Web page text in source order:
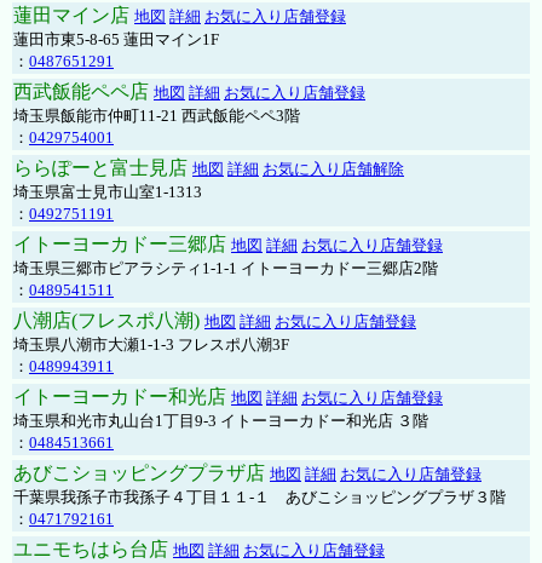
蓮田マイン店 地図 詳細 お気に入り店舗登録
蓮田市東5-8-65 蓮田マイン1F
： 0487651291
西武飯能ペペ店 地図 詳細 お気に入り店舗登録
埼玉県飯能市仲町11-21 西武飯能ペペ3階
： 0429754001
ららぽーと富士見店 地図 詳細 お気に入り店舗解除
埼玉県富士見市山室1-1313
： 0492751191
イトーヨーカドー三郷店 地図 詳細 お気に入り店舗登録
埼玉県三郷市ピアラシティ1-1-1 イトーヨーカドー三郷店2階
： 0489541511
八潮店(フレスポ八潮) 地図 詳細 お気に入り店舗登録
埼玉県八潮市大瀬1-1-3 フレスポ八潮3F
： 0489943911
イトーヨーカドー和光店 地図 詳細 お気に入り店舗登録
埼玉県和光市丸山台1丁目9-3 イトーヨーカドー和光店 ３階
： 0484513661
あびこショッピングプラザ店 地図 詳細 お気に入り店舗登録
千葉県我孫子市我孫子４丁目１１-１ あびこショッピングプラザ３階
： 0471792161
ユニモちはら台店 地図 詳細 お気に入り店舗登録